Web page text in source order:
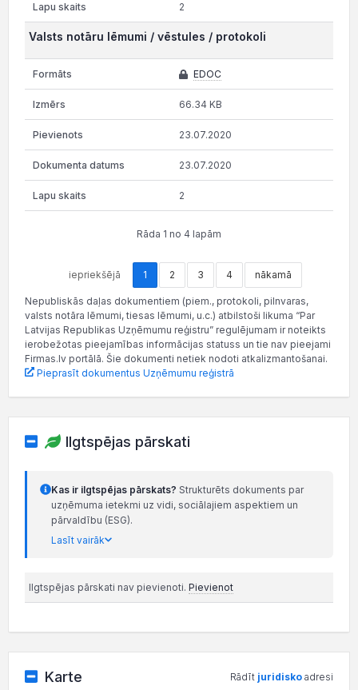
2
Valsts notāru lēmumi / vēstules / protokoli
EDOC
66.34 KB
23.07.2020
23.07.2020
2
Rāda 1 no 4 lapām
iepriekšējā 1 2 3 4 nākamā
Nepubliskās daļas dokumentiem (piem., protokoli, pilnvaras,
valsts notāra lēmumi, tiesas lēmumi, u.c.) atbilstoši likuma “Par
Latvijas Republikas Uzņēmumu reģistru” regulējumam ir noteikts
ierobežotas pieejamības informācijas statuss un tie nav pieejami
Firmas.lv portālā. Šie dokumenti netiek nodoti atkalizmantošanai.
Pieprasīt dokumentus Uzņēmumu reģistrā
Ilgtspējas pārskati
Kas ir ilgtspējas pārskats? Strukturēts dokuments par
uzņēmuma ietekmi uz vidi, sociālajiem aspektiem un
pārvaldību (ESG).
Lasīt vairāk
Ilgtspējas pārskati nav pievienoti. Pievienot
Karte Rādīt juridisko adresi